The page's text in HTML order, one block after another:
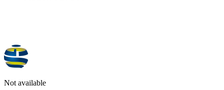
Not available